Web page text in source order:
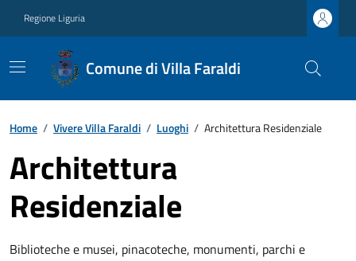
Regione Liguria
Comune di Villa Faraldi
Home / Vivere Villa Faraldi / Luoghi / Architettura Residenziale
Architettura
Residenziale
Biblioteche e musei, pinacoteche, monumenti, parchi e